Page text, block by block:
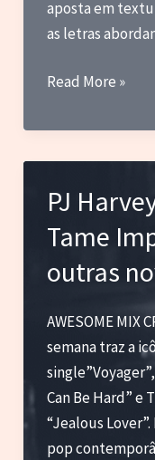
aposta em
as letras
Blog
Marc
–
melhores
álbuns
em
Read More »
PJ
Tame
outras
AWESOME MIX
semana traz a
Can Be Hard” e
“Jealous
pop